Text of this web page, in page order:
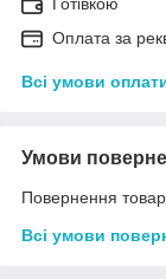
Готівкою
Оплата за
Всі умови
Умови
Повернення
Всі умови